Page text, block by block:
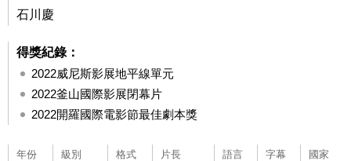
石川慶
得獎紀錄：
2022威尼斯影展地平線單元
2022釜山國際影展閉幕片
2022開羅國際電影節最佳劇本獎
年份 級別 格式 片長 語言 字幕 國家